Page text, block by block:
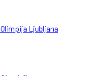
Olimpija Ljubljana